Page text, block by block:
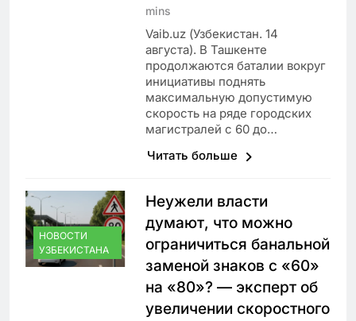
mins
Vaib.uz (Узбекистан. 14
августа). В Ташкенте
продолжаются баталии вокруг
инициативы поднять
максимальную допустимую
скорость на ряде городских
магистралей с 60 до…
Читать больше
НОВОСТИ
УЗБЕКИСТАНА
Неужели власти
думают, что можно
ограничиться банальной
заменой знаков с «60»
на «80»? — эксперт об
увеличении скоростного